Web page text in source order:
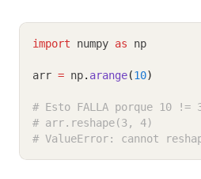
import numpy as np
arr = np. arange(10)
# Esto FALLA porque 10 !=
# arr.reshape(3, 4)
# ValueError: cannot